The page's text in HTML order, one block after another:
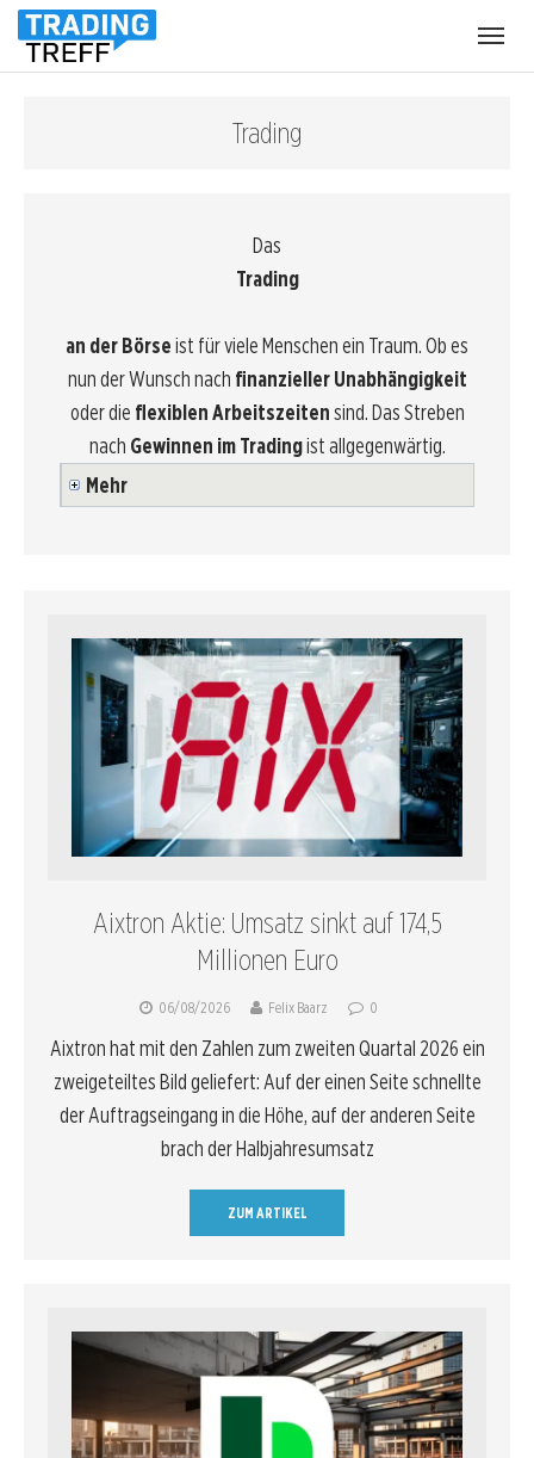
Trading
Das
Trading
an der Börseist für viele Menschen ein Traum. Ob es
nun der Wunsch nach finanzieller Unabhängigkeit
oder die flexiblen Arbeitszeitensind. Das Streben
nach Gewinnen im Tradingist allgegenwärtig.
Mehr
Aixtron Aktie: Umsatz sinkt auf 174,5
Millionen Euro
06/08/2026 Felix Baarz 0
Aixtron hat mit den Zahlen zum zweiten Quartal 2026 ein
zweigeteiltes Bild geliefert: Auf der einen Seite schnellte
der Auftragseingang in die Höhe, auf der anderen Seite
brach der Halbjahresumsatz
ZUM ARTIKEL